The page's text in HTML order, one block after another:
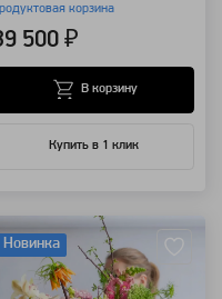
корзина
500 ₽
Купить в 1 клик
В корзину
Новинка